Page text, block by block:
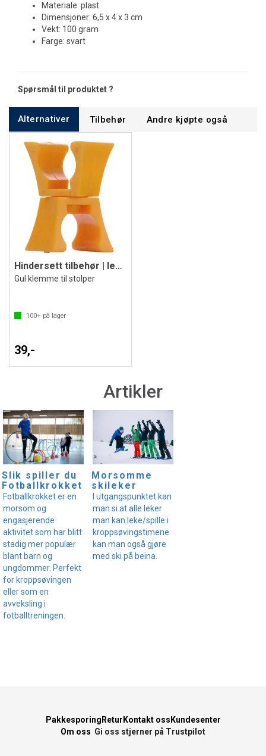
Materiale: plast
Dimensjoner: 6,5 x 4 x 3 cm
Vekt: 100 gram
Farge: svart
Spørsmål til produktet ?
Alternativer Tilbehør Andre kjøpte også
Hindersett tilbehør | leddklemme
Gul klemme til stolper
100+ på lager
39,-
Artikler
Slik spiller du
Fotballkrokket
Fotballkrokket er en
morsom og
engasjerende
aktivitet som har blitt
stadig mer populær
blant barn og
ungdommer. Perfekt
for kroppsøvingen
eller som en
avveksling i
fotballtreningen.
Morsomme
skileker
I utgangspunktet kan
man si at alle leker
man kan leke/spille i
kroppsøvingstimene
kan man også gjøre
med ski på beina.
Pakkesporing Retur Kontakt oss Kundesenter
Om oss Gi oss stjerner på Trustpilot